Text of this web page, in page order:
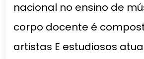
nacional no ensino de
corpo docente é
artistas E estudiosos